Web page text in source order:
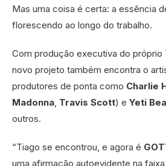
Mas uma coisa é certa: a essência
florescendo ao longo do trabalho.
Com produção executiva do próprio
novo projeto também encontra o
produtores de ponta como Charlie
Madonna, Travis Scott) e Yeti
outros.
“Tiago se encontrou, e agora é
uma afirmação autoevidente na